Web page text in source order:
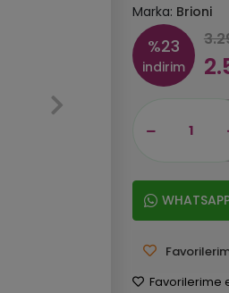
Marka: Brioni
%23
indirim
Favorilerime